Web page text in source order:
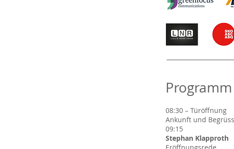
08:30 – Türöffnung
Ankunft und
09:15
Stephan Klapproth
Eröffnungsrede